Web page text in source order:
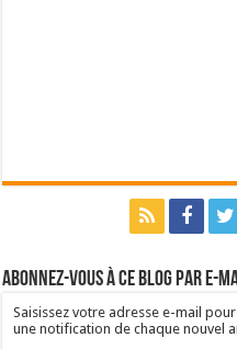
Abonnez-vous à ce blog par e-
Saisissez votre adresse e-mail
une notification de chaque nouvel